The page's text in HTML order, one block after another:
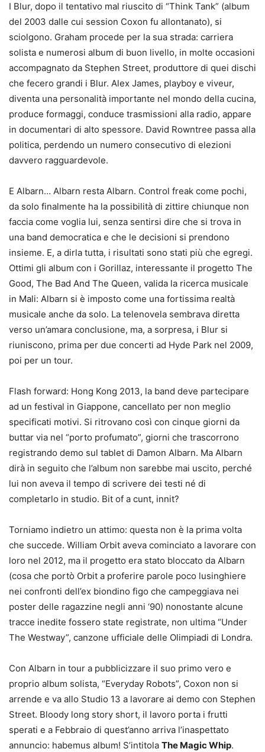
I Blur, dopo il tentativo mal riuscito di “Think Tank” (album
del 2003 dalle cui session Coxon fu allontanato), si
sciolgono. Graham procede per la sua strada: carriera
solista e numerosi album di buon livello, in molte occasioni
accompagnato da Stephen Street, produttore di quei dischi
che fecero grandi i Blur. Alex James, playboy e viveur,
diventa una personalità importante nel mondo della cucina,
produce formaggi, conduce trasmissioni alla radio, appare
in documentari di alto spessore. David Rowntree passa alla
politica, perdendo un numero consecutivo di elezioni
davvero ragguardevole.
E Albarn… Albarn resta Albarn. Control freak come pochi,
da solo finalmente ha la possibilità di zittire chiunque non
faccia come voglia lui, senza sentirsi dire che si trova in
una band democratica e che le decisioni si prendono
insieme. E, a dirla tutta, i risultati sono stati più che egregi.
Ottimi gli album con i Gorillaz, interessante il progetto The
Good, The Bad And The Queen, valida la ricerca musicale
in Mali: Albarn si è imposto come una fortissima realtà
musicale anche da solo. La telenovela sembrava diretta
verso un’amara conclusione, ma, a sorpresa, i Blur si
riuniscono, prima per due concerti ad Hyde Park nel 2009,
poi per un tour.
Flash forward: Hong Kong 2013, la band deve partecipare
ad un festival in Giappone, cancellato per non meglio
specificati motivi. Si ritrovano così con cinque giorni da
buttar via nel “porto profumato”, giorni che trascorrono
registrando demo sul tablet di Damon Albarn. Ma Albarn
dirà in seguito che l’album non sarebbe mai uscito, perché
lui non aveva il tempo di scrivere dei testi né di
completarlo in studio. Bit of a cunt, innit?
Torniamo indietro un attimo: questa non è la prima volta
che succede. William Orbit aveva cominciato a lavorare con
loro nel 2012, ma il progetto era stato bloccato da Albarn
(cosa che portò Orbit a proferire parole poco lusinghiere
nei confronti dell’ex biondino figo che campeggiava nei
poster delle ragazzine negli anni ‘90) nonostante alcune
tracce inedite fossero state registrate, non ultima “Under
The Westway”, canzone ufficiale delle Olimpiadi di Londra.
Con Albarn in tour a pubblicizzare il suo primo vero e
proprio album solista, “Everyday Robots”, Coxon non si
arrende e va allo Studio 13 a lavorare ai demo con Stephen
Street. Bloody long story short, il lavoro porta i frutti
sperati e a Febbraio di quest’anno arriva l’inaspettato
annuncio: habemus album! S’intitola The Magic Whip.